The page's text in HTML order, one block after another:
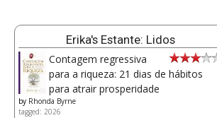
Erika's Estante: Lidos
Contagem regressiva
para a riqueza: 21 dias de hábitos
para atrair prosperidade
by Rhonda Byrne
tagged: 2026